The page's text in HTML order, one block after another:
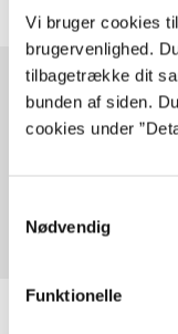
Vi bruger cookies
brugervenlighed.
tilbagetrække dit
bunden af siden.
cookies under
Nødvendig
Funktionelle
Artikler med